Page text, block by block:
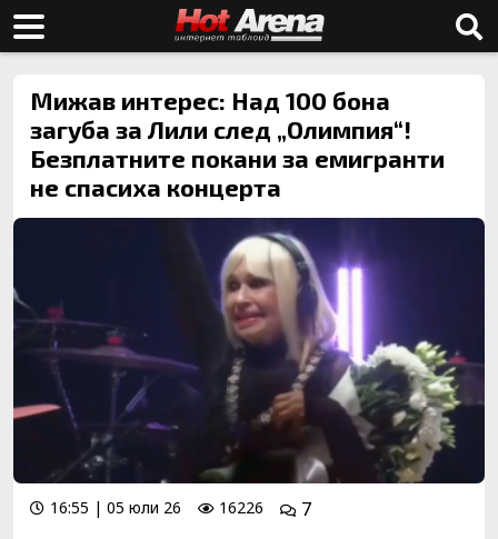
Мижав интерес: Над 100 бона
загуба за Лили след „Олимпия“!
Безплатните покани за емигранти
не спасиха концерта
16:55 | 05 юли 26 16226
7